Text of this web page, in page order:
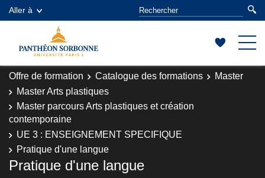
Aller à
Offre de formation Catalogue des formations
Master
Master Arts plastiques
Master parcours Arts plastiques et création
contemporaine
UE 3 : ENSEIGNEMENT SPECIFIQUE
Pratique d'une langue
Pratique d'une langue